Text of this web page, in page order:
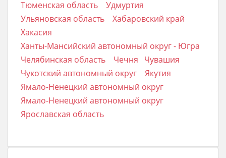
Тюменская область
Удмуртия
Ульяновская область
Хабаровский край
Хакасия
Ханты-Мансийский автономный округ - Югра
Челябинская область
Чечня
Чувашия
Чукотский автономный округ
Якутия
Ямало-Ненецкий автономный округ
Ямало-Ненецкий автономный округ
Ярославская область